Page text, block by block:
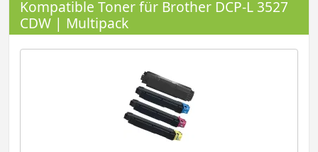
Kompatible Toner für Brother DCP-L 3527
CDW | Multipack